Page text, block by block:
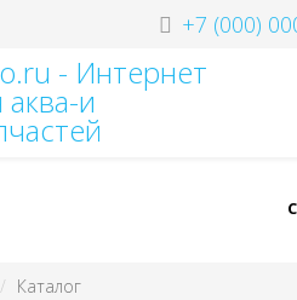
+7 (000)
Каталог